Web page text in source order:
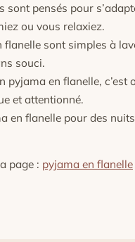
sont pensés pour
ou vous relaxiez.
flanelle sont simples à
souci.
pyjama en flanelle,
et attentionné.
en flanelle pour des
page : pyjama en flanelle